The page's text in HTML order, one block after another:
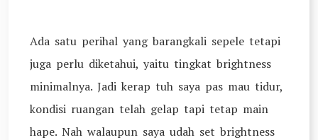
Ada satu perihal yang barangkali sepele tetapi
juga perlu diketahui, yaitu tingkat brightness
minimalnya. Jadi kerap tuh saya pas mau tidur,
kondisi ruangan telah gelap tapi tetap main
hape. Nah walaupun saya udah set brightness